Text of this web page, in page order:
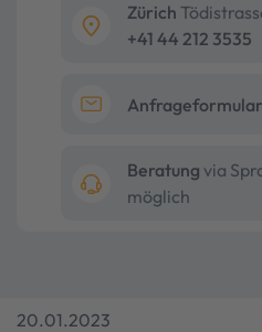
Zürich
+41 44 212 3535
Anfrageformular
Beratung via
möglich
20.01.2023